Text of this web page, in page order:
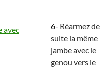
6- Réarmez de
suite la même
jambe avec le
genou vers le